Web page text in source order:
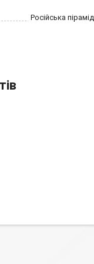
Російська